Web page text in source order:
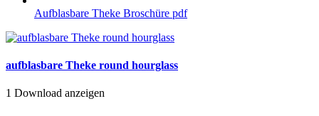
Aufblasbare Theke Broschüre pdf
aufblasbare Theke round hourglass
1 Download anzeigen